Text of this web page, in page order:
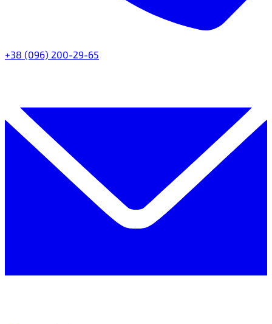
+38 (096) 200-29-65